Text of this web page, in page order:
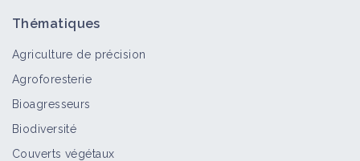
Thématiques
Agriculture de précision
Agroforesterie
Bioagresseurs
Biodiversité
Couverts végétaux